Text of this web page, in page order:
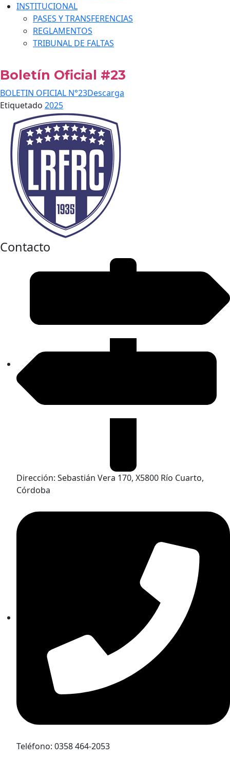
INSTITUCIONAL
PASES Y TRANSFERENCIAS
REGLAMENTOS
TRIBUNAL DE FALTAS
Boletín Oficial #23
BOLETIN OFICIAL N°23Descarga
Etiquetado 2025
Contacto
Dirección: Sebastián Vera 170, X5800 Río Cuarto,
Córdoba
Teléfono: 0358 464-2053